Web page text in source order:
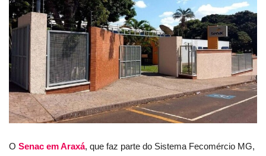
O Senac em Araxá, que faz parte do Sistema Fecomércio MG,